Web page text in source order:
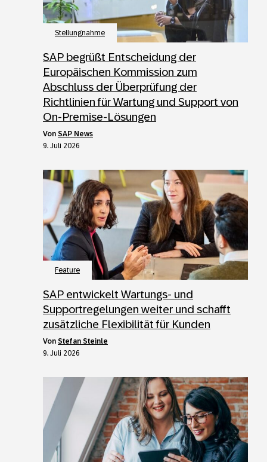
Stellungnahme
SAP begrüßt Entscheidung der
Europäischen Kommission zum
Abschluss der Überprüfung der
Richtlinien für Wartung und Support von
On-Premise-Lösungen
von SAP News
9. Juli 2026
Feature
SAP entwickelt Wartungs- und
Supportregelungen weiter und schafft
zusätzliche Flexibilität für Kunden
von Stefan Steinle
9. Juli 2026